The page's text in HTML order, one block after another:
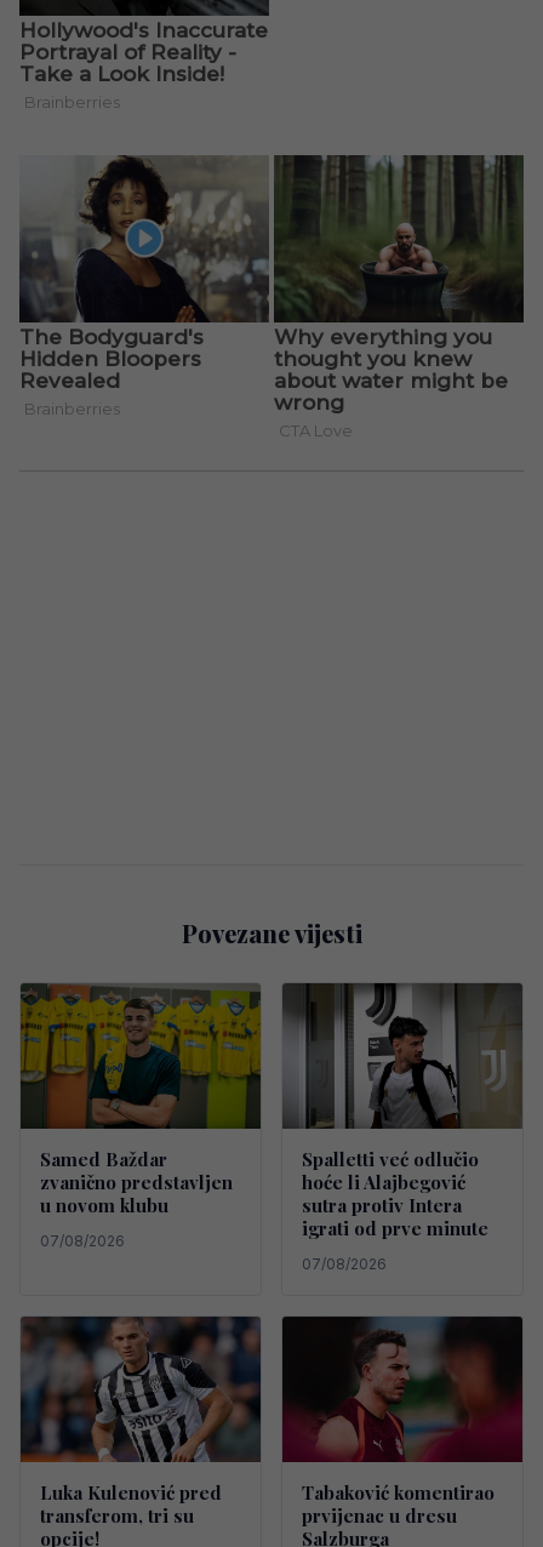
Povezane vijesti
Samed Baždar
zvanično predstavljen
u novom klubu
07/08/2026
Spalletti već odlučio
hoće li Alajbegović
sutra protiv Intera
igrati od prve minute
07/08/2026
Luka Kulenović pred
transferom, tri su
opcije!
Tabaković komentirao
prvijenac u dresu
Salzburga